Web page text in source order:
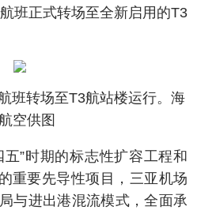
活动班正式转场至全新启用的T3
转场至T3航站楼运行。海
空供图
”时期的标志性扩容工程和
重要先导性项目，三亚机场
与进出港混流模式，全面承